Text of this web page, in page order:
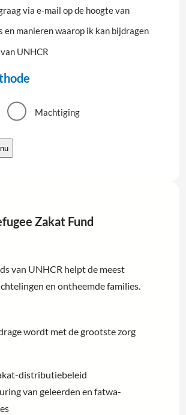
via e-mail op de hoogte van
en manieren waarop ik kan bijdragen
UNHCR
Machtiging
Zakat Fund
van UNHCR helpt de meest
en ontheemde families.
wordt met de grootste zorg
distributiebeleid
van geleerden en fatwa-